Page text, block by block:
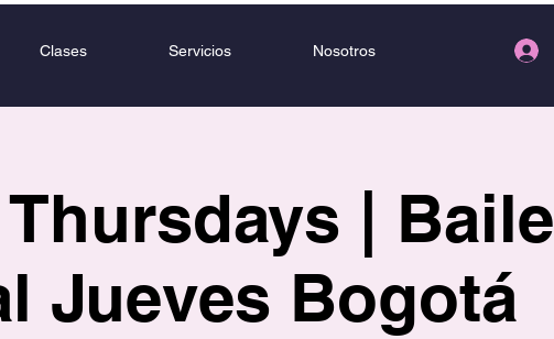
Clases Servicios Nosotros
| Baile
Jueves Bogotá